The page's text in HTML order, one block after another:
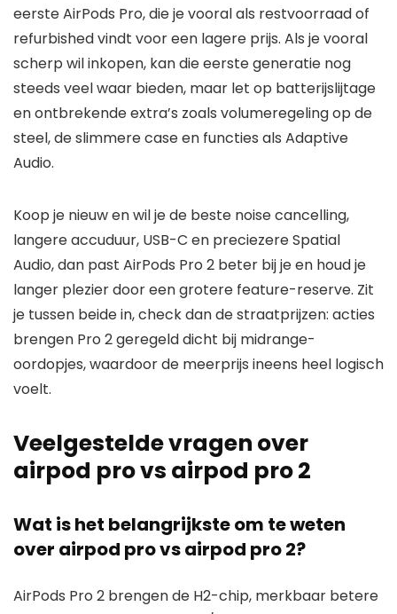
eerste AirPods Pro, die je vooral als restvoorraad of
refurbished vindt voor een lagere prijs. Als je vooral
scherp wil inkopen, kan die eerste generatie nog
steeds veel waar bieden, maar let op batterijslijtage
en ontbrekende extra’s zoals volumeregeling op de
steel, de slimmere case en functies als Adaptive
Audio.
Koop je nieuw en wil je de beste noise cancelling,
langere accuduur, USB-C en preciezere Spatial
Audio, dan past AirPods Pro 2 beter bij je en houd je
langer plezier door een grotere feature-reserve. Zit
je tussen beide in, check dan de straatprijzen: acties
brengen Pro 2 geregeld dicht bij midrange-
oordopjes, waardoor de meerprijs ineens heel logisch
voelt.
Veelgestelde vragen over
airpod pro vs airpod pro 2
Wat is het belangrijkste om te weten
over airpod pro vs airpod pro 2?
AirPods Pro 2 brengen de H2-chip, merkbaar betere